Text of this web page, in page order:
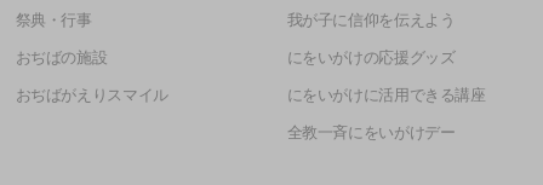
祭典・行事
おぢばの施設
おぢばがえりスマイル
我が子に信仰を伝えよう
にをいがけの応援グッズ
にをいがけに活用できる講座
全教一斉にをいがけデー